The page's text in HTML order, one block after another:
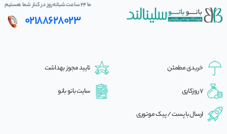
ما 24 ساعت شبانه‌روز در کنار شما هستیم
02188628023
خریدی مطمئن تایید مجوز بهداشت
7 روزکاری سایت بانو بانو
ارسال با پست / پیک موتوری